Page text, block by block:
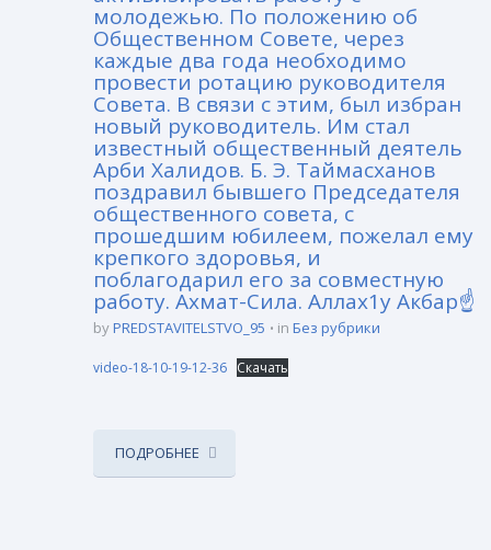
молодежью. По положению об
Общественном Совете, через
каждые два года необходимо
провести ротацию руководителя
Совета. В связи с этим, был избран
новый руководитель. Им стал
известный общественный деятель
Арби Халидов. Б. Э. Таймасханов
поздравил бывшего Председателя
общественного совета, с
прошедшим юбилеем, пожелал ему
крепкого здоровья, и
поблагодарил его за совместную
работу. Ахмат-Сила. Аллах1у Акбар☝
byPREDSTAVITELSTVO_95 in Без рубрики
video-18-10-19-12-36 Скачать
ПОДРОБНЕЕ